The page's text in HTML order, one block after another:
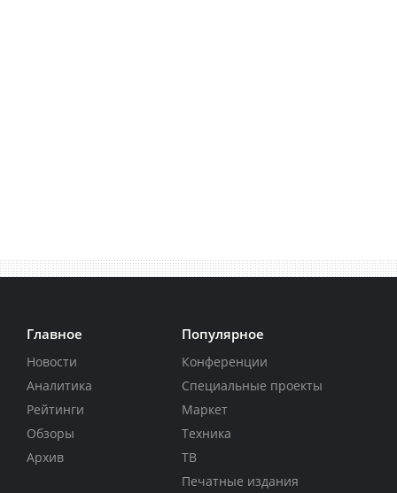
Главное
Новости
Аналитика
Рейтинги
Обзоры
Архив
Популярное
Конференции
Специальные проекты
Маркет
Техника
ТВ
Печатные издания